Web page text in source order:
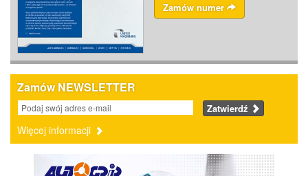
Zamów numer
Zamów NEWSLETTER
Zatwierdź
Więcej informacji